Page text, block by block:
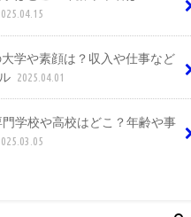
学や素顔は？収入や仕事など
2025.04.01
学校や高校はどこ？年齢や事